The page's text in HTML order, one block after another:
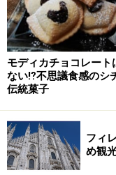
モディカチョコレート
ない⁉不思議食感のシ
伝統菓子
フィ
め観